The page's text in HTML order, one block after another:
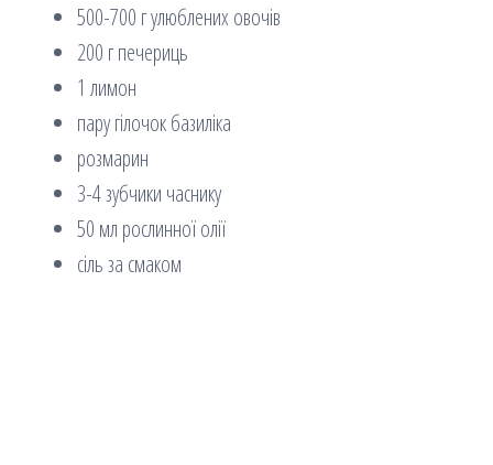
500-700 г улюблених овочів
200 г печериць
1 лимон
пару гілочок базиліка
розмарин
3-4 зубчики часнику
50 мл рослинної олії
сіль за смаком